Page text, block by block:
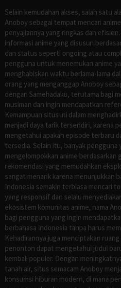
Selain kemudahan akses, salah satu
Anoboy sebagai tempat mencari
penyajiannya yang ringkas dan
informasi anime yang disusun
dan status seperti ongoing atau
pengguna untuk menemukan anime
menghabiskan waktu berlama-lama
orang yang menganggap Anoboy
dengan Samehadaku, terutama bagi
musiman dan ingin mendapatkan
Kemampuan situs ini dalam
menjadi daya tarik tersendiri, karena
mengetahui apakah episode terbaru
tersedia. Selain itu, banyak pengguna
mengelompokkan anime berdasarkan
rekomendasi yang memudahkan
sangat menarik karena menunjukkan
Indonesia semakin terbiasa mencari
yang responsif dan selalu
ekosistem komunitas anime, nama
bagi pengguna yang ingin
berbahasa Indonesia tanpa harus
Kehadirannya juga menciptakan
penonton dapat mengetahui judul
kembali populer. Dengan
tanah air, situs semacam Anoboy
konsumsi hiburan modern, di mana